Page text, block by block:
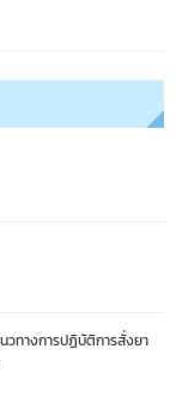
วทางการปฏิบัติการสั่งยา